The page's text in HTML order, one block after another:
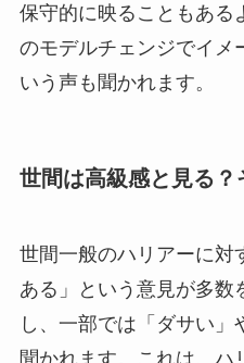
保守的に映ることもある
のモデルチェンジでイメ
いう声も聞かれます。
世間は高級感と見る
世間一般のハリアーに対
ある」という意見が多数
し、一部では「ダサい」
聞かれます。これは、ハ